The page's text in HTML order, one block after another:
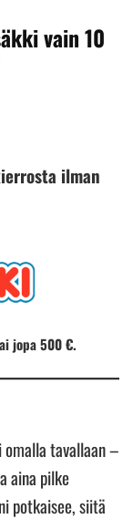
vain 10
ilman
jopa 500 €.
omalla tavallaan –
aina pilke
potkaisee, siitä